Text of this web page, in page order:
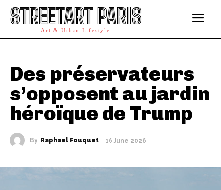
STREETART PARIS
Art & Urban Lifestyle
Des préservateurs
s’opposent au jardin
héroïque de Trump
By Raphael Fouquet 16 June 2026